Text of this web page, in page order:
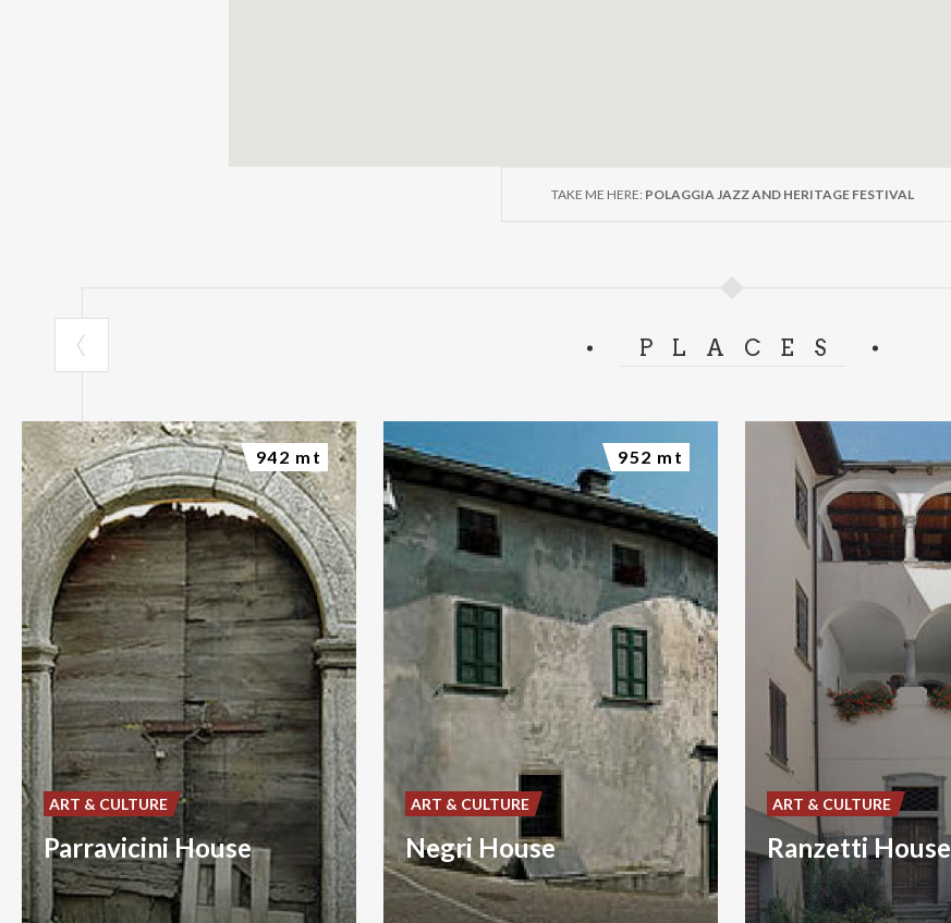
TAKE ME HERE: POLAGGIA JAZZ AND HERITAGE FESTIVAL
PLACES
Parravicini House
ART & CULTURE
942 mt
Negri House
ART & CULTURE
952 mt
Ranzetti House
ART & CULTURE